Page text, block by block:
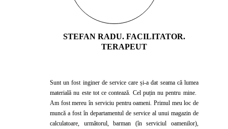
STEFAN RADU. FACILITATOR.
TERAPEUT
Sunt un fost inginer de service care și-a dat seama că lumea
materială nu este tot ce contează. Cel puțin nu pentru mine.​ ​
Am fost mereu în serviciu pentru oameni. Primul meu loc de
muncă a fost în departamentul de service al unui magazin de
calculatoare, următorul, barman (în serviciul oamenilor),